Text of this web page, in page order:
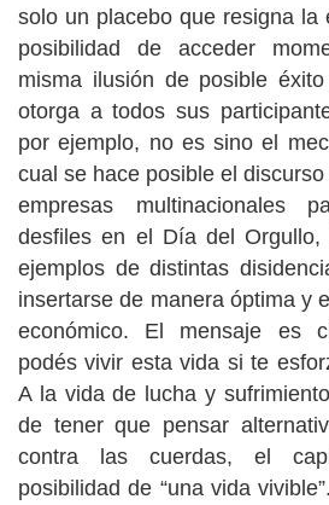
solo un placebo que resigna la
posibilidad de acceder
misma ilusión de posible
otorga a todos sus
por ejemplo, no es sino el
cual se hace posible el
empresas multinacionales
desfiles en el Día del Orgullo,
ejemplos de distintas
insertarse de manera óptima y
económico. El mensaje es
podés vivir esta vida si te
A la vida de lucha y
de tener que pensar
contra las cuerdas, el
posibilidad de “una vida